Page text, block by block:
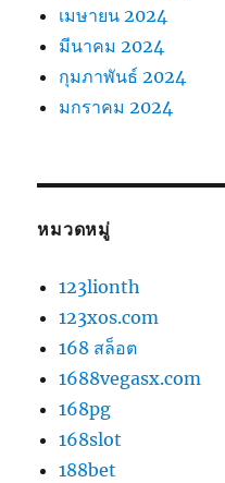
เมษายน 2024
มีนาคม 2024
กุมภาพันธ์ 2024
มกราคม 2024
หมวดหมู่
123lionth
123xos.com
168 สล็อต
1688vegasx.com
168pg
168slot
188bet